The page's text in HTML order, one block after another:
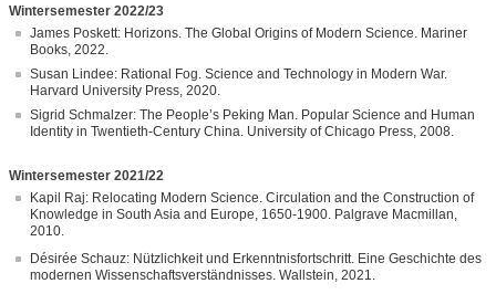
Wintersemester 2022/23
James Poskett: Horizons. The Global Origins of Modern Science. Mariner
Books, 2022.
Susan Lindee: Rational Fog. Science and Technology in Modern War.
Harvard University Press, 2020.
Sigrid Schmalzer: The People’s Peking Man. Popular Science and Human
Identity in Twentieth-Century China. University of Chicago Press, 2008.
Wintersemester 2021/22
Kapil Raj: Relocating Modern Science. Circulation and the Construction of
Knowledge in South Asia and Europe, 1650-1900. Palgrave Macmillan,
2010.
Désirée Schauz: Nützlichkeit und Erkenntnisfortschritt. Eine Geschichte des
modernen Wissenschaftsverständnisses. Wallstein, 2021.